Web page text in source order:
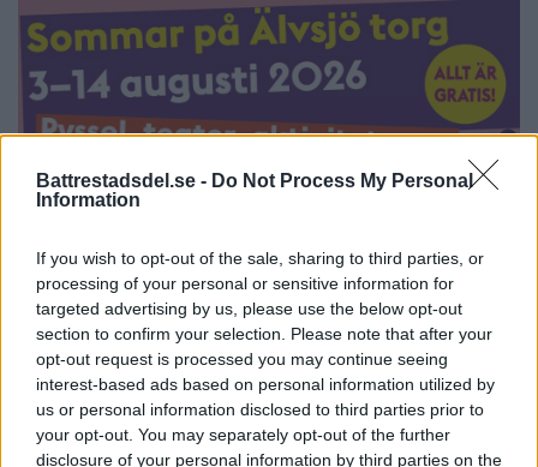
Battrestadsdel.se - Do Not Process My Personal
Information
If you wish to opt-out of the sale, sharing to third parties, or
processing of your personal or sensitive information for
targeted advertising by us, please use the below opt-out
section to confirm your selection. Please note that after your
opt-out request is processed you may continue seeing
interest-based ads based on personal information utilized by
us or personal information disclosed to third parties prior to
your opt-out. You may separately opt-out of the further
disclosure of your personal information by third parties on the
NYHETER